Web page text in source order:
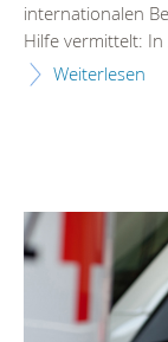
internationalen
Hilfe vermittelt: In
Weiterlesen